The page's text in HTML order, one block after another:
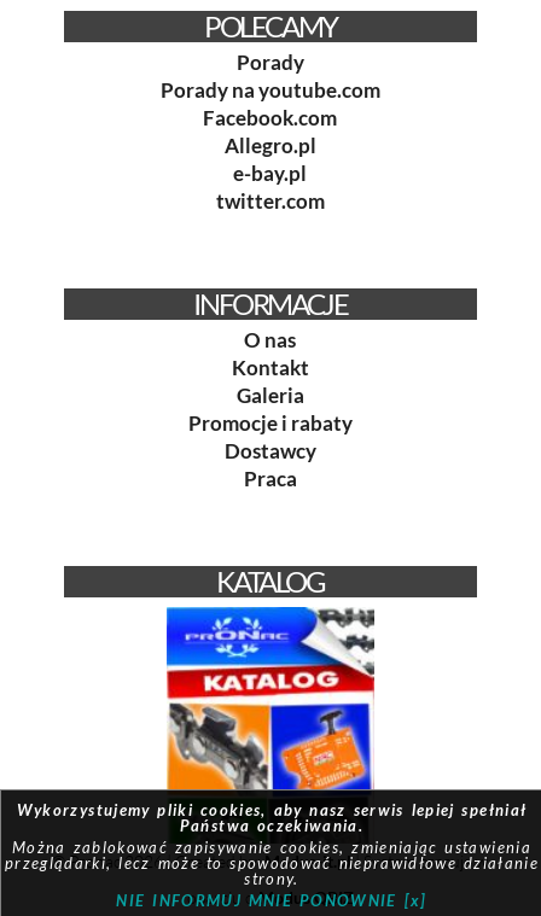
POLECAMY
Porady
Porady na youtube.com
Facebook.com
Allegro.pl
e-bay.pl
twitter.com
INFORMACJE
O nas
Kontakt
Galeria
Promocje i rabaty
Dostawcy
Praca
KATALOG
© Pronac 2026 | Created by:Modus-it.pl| System pracuje w
oparciu oModus QBIZ
Wykorzystujemy pliki cookies, aby nasz serwis lepiej spełniał
Państwa oczekiwania.
Można zablokować zapisywanie cookies, zmieniając ustawienia
przeglądarki, lecz może to spowodować nieprawidłowe działanie
strony.
NIE INFORMUJ MNIE PONOWNIE [x]